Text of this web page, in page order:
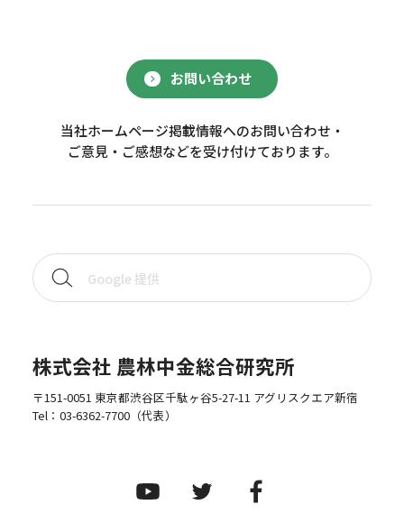
お問い合わせ
当社ホームページ掲載情報へのお問い合わせ・
ご意見・ご感想などを受け付けております。
株式会社 農林中金総合研究所
〒151-0051 東京都渋谷区千駄ヶ谷5-27-11 アグリスクエア新宿
Tel： 03-6362-7700（代表）